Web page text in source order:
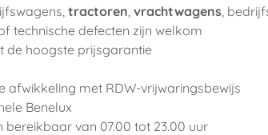
tractoren, vrachtwagens,
technische defecten zijn welkom
de hoogste prijsgarantie
afwikkeling met RDW-vrijwaringsbewijs
Benelux
bereikbaar van 07.00 tot 23.00 uur